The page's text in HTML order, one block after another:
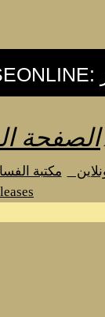
الصفحة
مكتبة